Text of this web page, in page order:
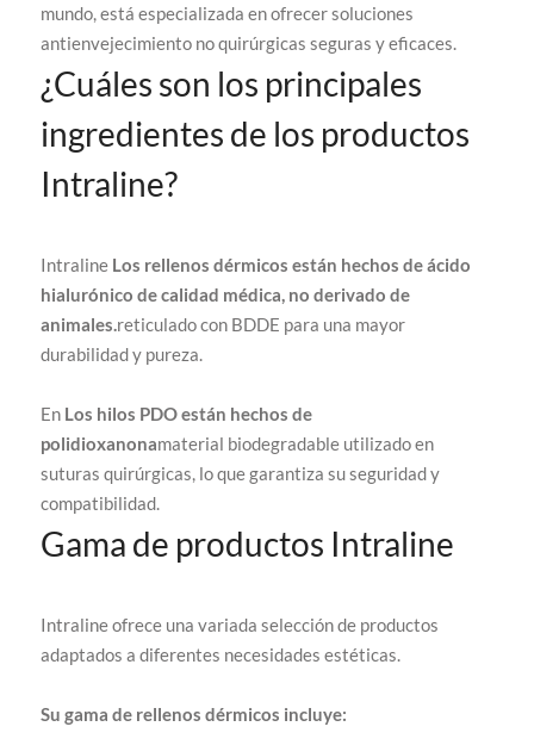
mundo, está especializada en ofrecer soluciones
antienvejecimiento no quirúrgicas seguras y eficaces.
¿Cuáles son los principales
ingredientes de los productos
Intraline?
Intraline Los rellenos dérmicos están hechos de ácido
hialurónico de calidad médica, no derivado de
animales.reticulado con BDDE para una mayor
durabilidad y pureza.
En Los hilos PDO están hechos de
polidioxanonamaterial biodegradable utilizado en
suturas quirúrgicas, lo que garantiza su seguridad y
compatibilidad.
Gama de productos Intraline
Intraline ofrece una variada selección de productos
adaptados a diferentes necesidades estéticas.
Su gama de rellenos dérmicos incluye: